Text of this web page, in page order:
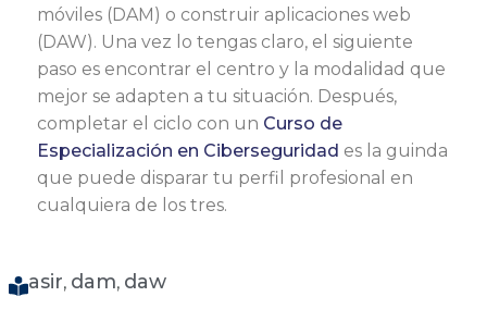
móviles (DAM) o construir aplicaciones web
(DAW). Una vez lo tengas claro, el siguiente
paso es encontrar el centro y la modalidad que
mejor se adapten a tu situación. Después,
completar el ciclo con un Curso de
Especialización en Ciberseguridad es la guinda
que puede disparar tu perfil profesional en
cualquiera de los tres.
asir, dam, daw